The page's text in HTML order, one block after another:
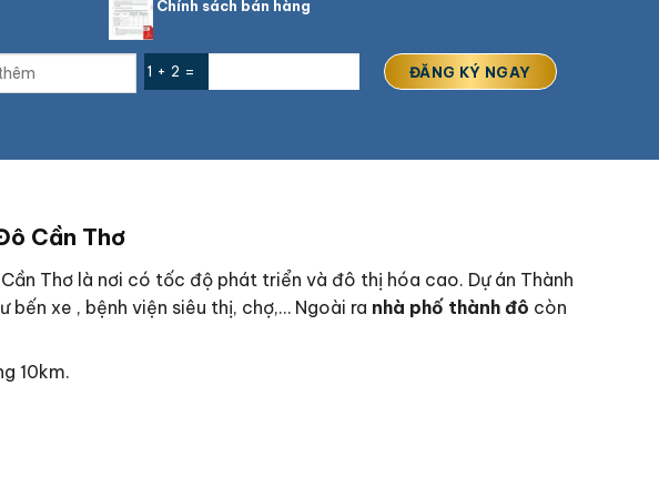
Chính sách bán hàng
1 + 2 =
Cần Thơ
Thơ là nơi có tốc độ phát triển và đô thị hóa cao. Dự án Thành
xe , bệnh viện siêu thị, chợ,… Ngoài ra nhà phố thành đô còn
10km.